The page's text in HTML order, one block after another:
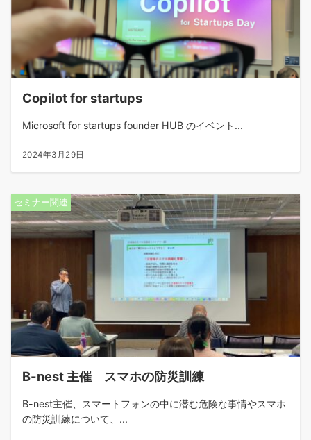
Copilot for startups
Microsoft for startups founder HUB のイベント...
2024年3月29日
セミナー関連
B-nest 主催 スマホの防災訓練
B-nest主催、スマートフォンの中に潜む危険な事情やスマホ
の防災訓練について、...